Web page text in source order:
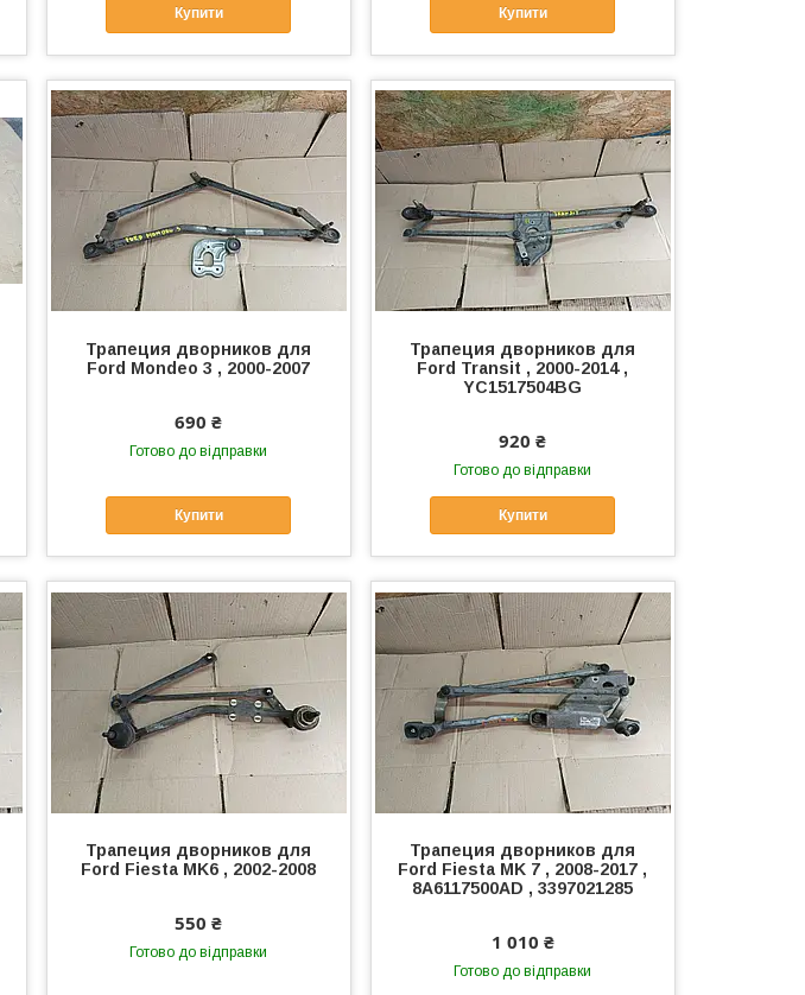
Купити Купити
Трапеция дворников для
Ford Mondeo 3 , 2000-2007
690 ₴
Готово до відправки
Купити
Трапеция дворников для
Ford Transit , 2000-2014 ,
YC1517504BG
920 ₴
Готово до відправки
Купити
Трапеция дворников для
Ford Fiesta MK6 , 2002-2008
550 ₴
Готово до відправки
Трапеция дворников для
Ford Fiesta MK 7 , 2008-2017 ,
8A6117500AD , 3397021285
1 010 ₴
Готово до відправки